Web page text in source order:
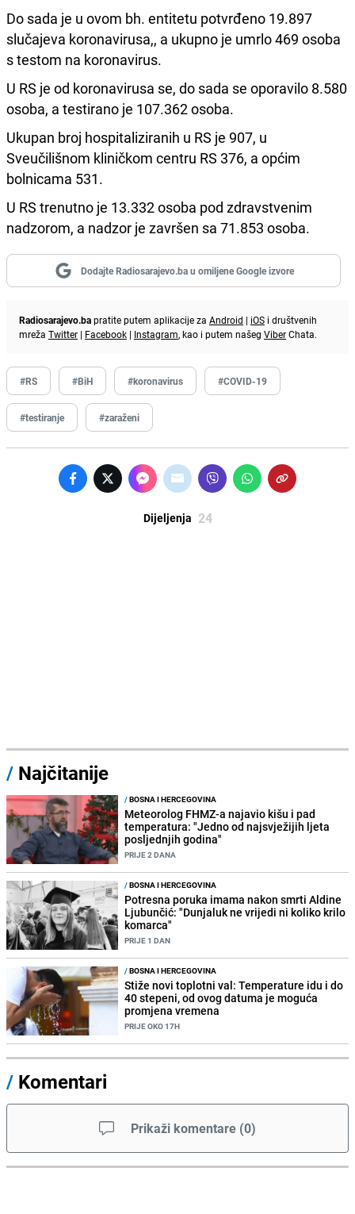
Do sada je u ovom bh. entitetu potvrđeno 19.897
slučajeva koronavirusa,, a ukupno je umrlo 469 osoba
s testom na koronavirus.
U RS je od koronavirusa se, do sada se oporavilo 8.580
osoba, a testirano je 107.362 osoba.
Ukupan broj hospitaliziranih u RS je 907, u
Sveučilišnom kliničkom centru RS 376, a općim
bolnicama 531.
U RS trenutno je 13.332 osoba pod zdravstvenim
nadzorom, a nadzor je završen sa 71.853 osoba.
Dodajte Radiosarajevo.ba u omiljene Google izvore
Radiosarajevo.bapratite putem aplikacije za Android | iOS i društvenih
mreža Twitter | Facebook | Instagram, kao i putem našeg ViberChata.
#RS #BiH #koronavirus #COVID-19
#testiranje #zaraženi
Dijeljenja 24
/ Najčitanije
/BOSNA I HERCEGOVINA
Meteorolog FHMZ-a najavio kišu i pad
temperatura: "Jedno od najsvježijih ljeta
posljednjih godina"
PRIJE 2 DANA
/BOSNA I HERCEGOVINA
Potresna poruka imama nakon smrti Aldine
Ljubunčić: "Dunjaluk ne vrijedi ni koliko krilo
komarca"
PRIJE 1 DAN
/BOSNA I HERCEGOVINA
Stiže novi toplotni val: Temperature idu i do
40 stepeni, od ovog datuma je moguća
promjena vremena
PRIJE OKO 17H
/ Komentari
Prikaži komentare (0)